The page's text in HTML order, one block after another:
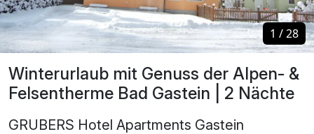
Winterurlaub mit Genuss der Alpen- &
Felsentherme Bad Gastein | 2 Nächte
GRUBERS Hotel Apartments Gastein
1 /28
1 /28